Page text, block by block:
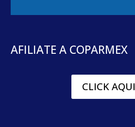
AFILIATE A COPARMEX
CLICK AQUI